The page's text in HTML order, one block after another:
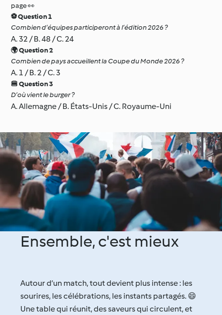
page 👀
⚽ Question 1
Combien d’équipes participeront à l’édition 2026 ?
A. 32 / B. 48 / C. 24
🌍 Question 2
Combien de pays accueillent la Coupe du Monde 2026 ?
A. 1 / B. 2 / C. 3
🍔 Question 3
D’où vient le burger ?
A. Allemagne / B. États-Unis / C. Royaume-Uni
Ensemble, c'est mieux
Autour d’un match, tout devient plus intense : les
sourires, les célébrations, les instants partagés. 😄
Une table qui réunit, des saveurs qui circulent, et